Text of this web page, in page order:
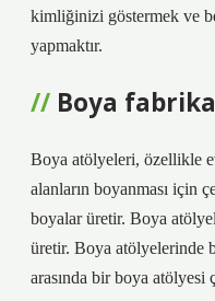
kimliğinizi göstermek ve
yapmaktır.
Boya
Boya atölyeleri, özellikle
alanların boyanması için
boyalar üretir. Boya
üretir. Boya atölyelerinde
arasında bir boya atölyesi